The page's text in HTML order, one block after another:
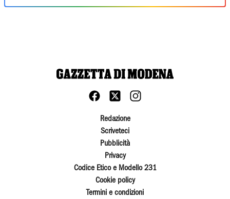
Redazione
Scriveteci
Pubblicità
Privacy
Codice Etico e Modello 231
Cookie policy
Termini e condizioni